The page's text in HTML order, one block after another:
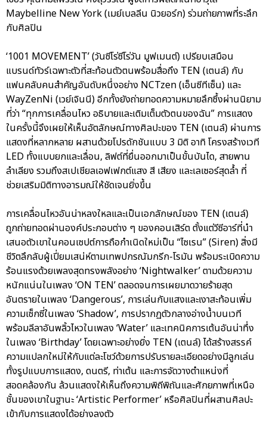
Maybelline New York (เมย์เบลลีน นิวยอร์ก) ร่วมถ่ายภาพที่ระลึก
กับศิลปิน
‘1001 MOVEMENT’ (วันซีโร่ซีโร่วัน มูฟเมนต์) เปรียบเสมือน
แบรนด์ทัวร์เฉพาะตัวที่สะท้อนตัวตนพร้อมสื่อถึง TEN (เตนล์) กับ
แฟนคลับคนสำคัญอันดับหนึ่งอย่าง NCTzen (เอ็นซีทีเซ็น) และ
WayZenNi (เวย์เจินนี) อีกทั้งยังถ่ายทอดความหมายลึกซึ้งผ่านนิยาม
ที่ว่า “ทุกการเคลื่อนไหว อธิบายและเติมเต็มตัวตนของฉัน” การแสดง
ในครั้งนี้จึงเผยให้เห็นอัตลักษณ์ทางศิลปะของ TEN (เตนล์) ผ่านการ
แสดงที่หลากหลาย ผสานด้วยโปรดักชันแบบ 3 มิติ อาทิ โครงสร้างเวที
LED ทั้งแบบยกและเลื่อน, ลิฟต์ที่ยื่นออกมาเป็นขั้นบันได, สายพาน
ลำเลียง รวมถึงสเปเชียลเอฟเฟกต์แสง สี เสียง และเลเซอร์สุดล้ำ ที่
ช่วยเสริมมิติทางอารมณ์ให้ชัดเจนยิ่งขึ้น
การเคลื่อนไหวอันน่าหลงใหลและเป็นเอกลักษณ์ของ TEN (เตนล์)
ถูกถ่ายทอดผ่านองค์ประกอบต่าง ๆ ของคอนเสิร์ต ตั้งแต่วีซีอาร์ที่นำ
เสนอตัวเขาในคอนเซปต์การถือกำเนิดใหม่เป็น “ไซเรน” (Siren) สิ่งมี
ชีวิตลึกลับผู้เปี่ยมเสน่ห์ตามเทพปกรณัมกรีก-โรมัน พร้อมระเบิดความ
ร้อนแรงด้วยเพลงสุดทรงพลังอย่าง ‘Nightwalker’ ตามด้วยความ
หนักแน่นในเพลง ‘ON TEN’ ตลอดจนการเผยมาดวายร้ายสุด
อันตรายในเพลง ‘Dangerous’, การเล่นกับแสงและเงาสะท้อนเพิ่ม
ความเซ็กซี่ในเพลง ‘Shadow’, การปรากฏตัวกลางอ่างน้ำบนเวที
พร้อมลีลาอันพลิ้วไหวในเพลง ‘Water’ และเทคนิคการเต้นอันน่าทึ่ง
ในเพลง ‘Birthday’ โดยเฉพาะอย่างยิ่ง TEN (เตนล์) ได้สร้างสรรค์
ความแปลกใหม่ให้กับแต่ละโชว์ด้วยการปรับรายละเอียดอย่างมีลูกเล่น
ทั้งรูปแบบการแสดง, ดนตรี, ท่าเต้น และการจัดวางตำแหน่งที่
สอดคล้องกัน ล้วนแสดงให้เห็นถึงความพิถีพิถันและศักยภาพที่เหนือ
ชั้นของเขาในฐานะ ‘Artistic Performer’ หรือศิลปินที่ผสานศิลปะ
เข้ากับการแสดงได้อย่างลงตัว